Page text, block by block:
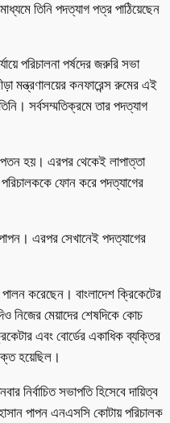
তিনি পদত্যাগ পত্র পাঠিয়েছেন
পরিচালনা পর্ষদের জরুরি সভা
মন্ত্রণালয়ের কনফারেন্স রুমের এই
সর্বসম্মতিক্রমে তার পদত্যাগ
হয়। এরপর থেকেই লাপাত্তা
ফোন করে পদত্যাগের
এরপর সেখানেই পদত্যাগের
করেছেন। বাংলাদেশ ক্রিকেটের
নিজের মেয়াদের শেষদিকে কোচ
এবং বোর্ডের একাধিক ব্যক্তির
হয়েছিল।
নির্বাচিত সভাপতি হিসেবে দায়িত্ব
পাপন এনএসসি কোটায় পরিচালক